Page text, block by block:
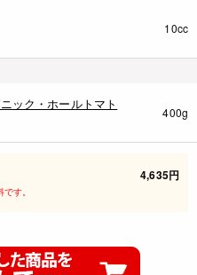
10cc
ック・ホールトマト
400g
4,635円
す。